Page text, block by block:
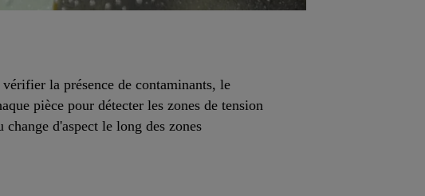
la présence de contaminants, le
pièce pour détecter les zones de tension
d'aspect le long des zones